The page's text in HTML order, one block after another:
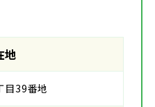
地
目39番地